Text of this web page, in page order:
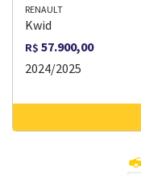
RENAULT
Kwid
R$ 57.900,00
2024/2025